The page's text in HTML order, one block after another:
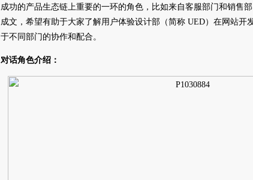
成功的产品生态链上重要的一环的角色，比如来自客服部门和销售
成文，希望有助于大家了解用户体验设计部（简称 UED）在网站开
于不同部门的协作和配合。
对话角色介绍：